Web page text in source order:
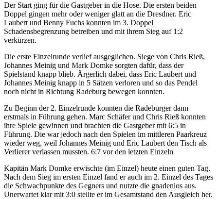
Der Start ging für die Gastgeber in die Hose. Die ersten beiden
Doppel gingen mehr oder weniger glatt an die Dresdner. Eric
Laubert und Benny Fuchs konnten im 3. Doppel
Schadensbegrenzung betreiben und mit ihrem Sieg auf 1:2
verkürzen.
Die erste Einzelrunde verlief ausgeglichen. Siege von Chris Rieß,
Johannes Meinig und Mark Domke sorgten dafür, dass der
Spielstand knapp blieb. Ärgerlich dabei, dass Eric Laubert und
Johannes Meinig knapp in 5 Sätzen verloren und so das Pendel
noch nicht in Richtung Radeburg bewegen konnten.
Zu Beginn der 2. Einzelrunde konnten die Radeburger dann
erstmals in Führung gehen. Marc Schäfer und Chris Rieß konnten
ihre Spiele gewinnen und brachten die Gastgeber mit 6:5 in
Führung. Die war jedoch nach den Spielen im mittleren Paarkreuz
wieder weg, weil Johannes Meinig und Eric Laubert den Tisch als
Verlierer verlassen mussten. 6:7 vor den letzten Einzeln
Kapitän Mark Domke erwischte (im Einzel) heute einen guten Tag.
Nach dem Sieg im ersten Einzel fand er auch im 2. Einzel des Tages
die Schwachpunkte des Gegners und nutzte die gnadenlos aus.
Unerwartet klar mit 3:0 stellte er im Gesamtstand den Ausgleich her.